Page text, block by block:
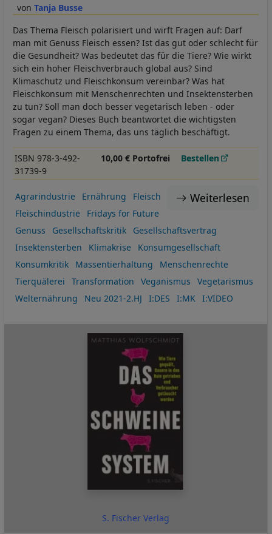
Tanja Busse
Das Thema Fleisch polarisiert und wirft Fragen auf: Darf
man mit Genuss Fleisch essen? Ist das gut oder schlecht für
die Gesundheit? Was bedeutet das für die Tiere? Wie wirkt
sich ein hoher Fleischverbrauch global aus? Sind
Klimaschutz und Fleischkonsum vereinbar? Was hat
Fleischkonsum mit Menschenrechten und Insektensterben
zu tun? Soll man doch besser vegetarisch leben - oder
sogar vegan? Dieses Buch beantwortet die wichtigsten
Fragen zu einem Thema, das uns täglich beschäftigt.
ISBN 978-3-492-
31739-9
10,00 € Portofrei Bestellen
Weiterlesen
Agrarindustrie Ernährung
Fleisch
Fleischindustrie
Fridays for Future
Genuss
Gesellschaftskritik
Gesellschaftsvertrag
Insektensterben
Klimakrise
Konsumgesellschaft
Konsumkritik
Massentierhaltung
Menschenrechte
Tierquälerei
Transformation Veganismus
Vegetarismus
Welternährung
Neu 2021-2.HJ I:DES I:MK I:VIDEO
S. Fischer Verlag